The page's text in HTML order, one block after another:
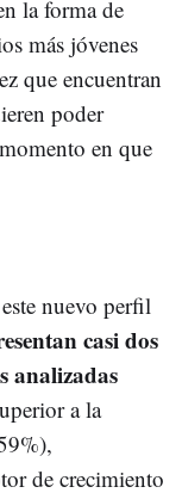
la forma de
más jóvenes
que encuentran
poder
en que
nuevo perfil
casi dos
analizadas
a la
de crecimiento